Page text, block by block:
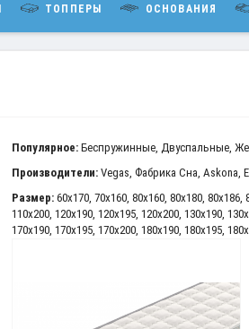
ТОППЕРЫ ОСНОВАНИЯ
Популярное: Беспружинные, Двуспальные,
Производители: Vegas, Фабрика Сна, Askona,
Размер: 60x170, 70x160, 80x160, 80x180, 80x186,
110x200, 120x190, 120x195, 120x200, 130x190,
170x190, 170x195, 170x200, 180x190, 180x195,